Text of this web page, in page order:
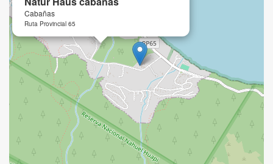
Cabañas
Ruta Provincial 65